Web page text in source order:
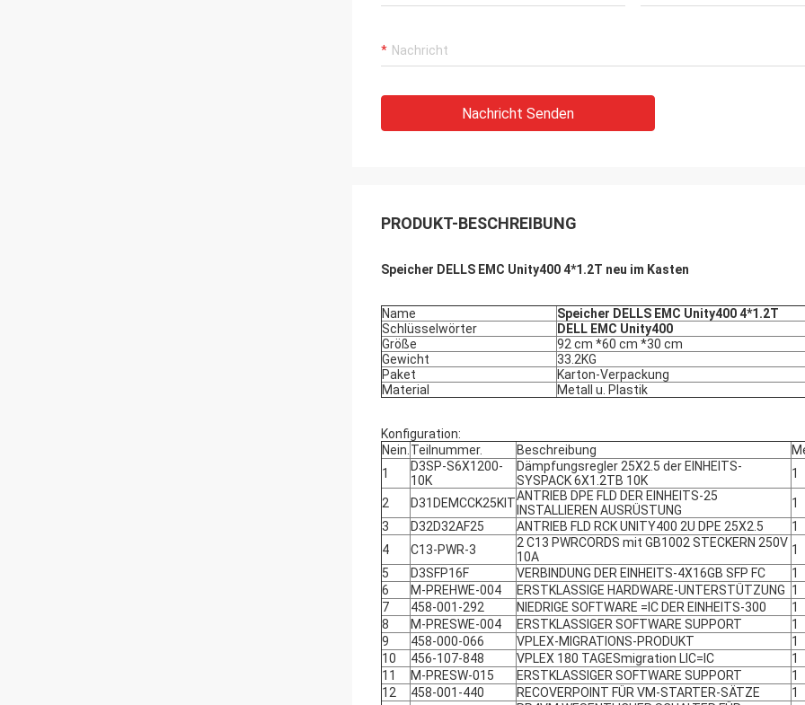
Nachricht Senden
PRODUKT-BESCHREIBUNG
Speicher DELLS EMC Unity400 4*1.2T neu im Kasten
Name
Speicher DELLS EMC Unity400 4*1.2T
Schlüsselwörter
DELL EMC Unity400
Größe
92 cm *60 cm *30 cm
Gewicht
33.2KG
Paket
Karton-Verpackung
Material
Metall u. Plastik
Konfiguration:
Nein. Teilnummer. Beschreibung
1
D3SP-S6X1200-
10K
Dämpfungsregler 25X2.5 der EINHEITS-
SYSPACK 6X1.2TB 10K
1
2 D31DEMCCK25KITANTRIEB DPE FLD DER EINHEITS-25
INSTALLIEREN AUSRÜSTUNG
1
3
D32D32AF25 ANTRIEB FLD RCK UNITY400 2U DPE 25X2.5
1
4
C13-PWR-3
2 C13 PWRCORDS mit GB1002 STECKERN 250V
10A
1
5
D3SFP16F VERBINDUNG DER EINHEITS-4X16GB SFP FC
1
6
M-PREHWE-004 ERSTKLASSIGE HARDWARE-UNTERSTÜTZUNG 1
7
458-001-292 NIEDRIGE SOFTWARE =IC DER EINHEITS-300
1
8
M-PRESWE-004 ERSTKLASSIGER SOFTWARE SUPPORT
1
9
458-000-066 VPLEX-MIGRATIONS-PRODUKT
1
10
456-107-848 VPLEX 180 TAGESmigration LIC=IC
1
11
M-PRESW-015 ERSTKLASSIGER SOFTWARE SUPPORT
1
12
458-001-440 RECOVERPOINT FÜR VM-STARTER-SÄTZE
1